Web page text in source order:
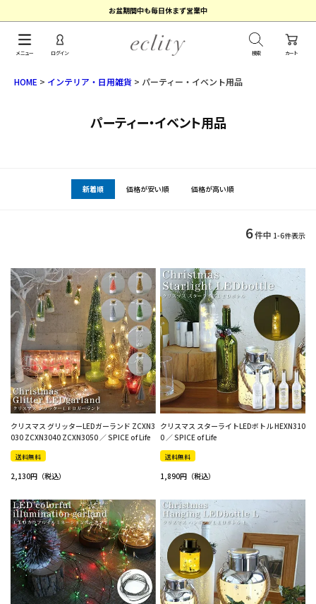
お盆期間中も毎日休まず営業中
カート
メニュー ログイン 検索
HOME インテリア・日用雑貨 パーティー・イベント用品
パーティー・イベント用品
新着順 価格が安い順 価格が高い順
6件中 1-6件表示
クリスマス グリッターLEDガーランド ZCXN3
030 ZCXN3040 ZCXN3050 ／ SPICE of Life
送料無料
2,130
クリスマス スターライトLEDボトル HEXN310
0 ／ SPICE of Life
送料無料
1,890